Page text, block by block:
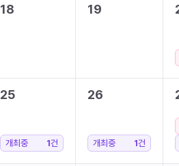
18 19
25
개최중 1건
26
개최중 1건